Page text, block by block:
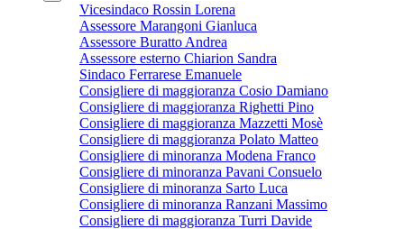
Vicesindaco Rossin Lorena
Assessore Marangoni Gianluca
Assessore Buratto Andrea
Assessore esterno Chiarion Sandra
Sindaco Ferrarese Emanuele
Consigliere di maggioranza Cosio Damiano
Consigliere di maggioranza Righetti Pino
Consigliere di maggioranza Mazzetti Mosè
Consigliere di maggioranza Polato Matteo
Consigliere di minoranza Modena Franco
Consigliere di minoranza Pavani Consuelo
Consigliere di minoranza Sarto Luca
Consigliere di minoranza Ranzani Massimo
Consigliere di maggioranza Turri Davide